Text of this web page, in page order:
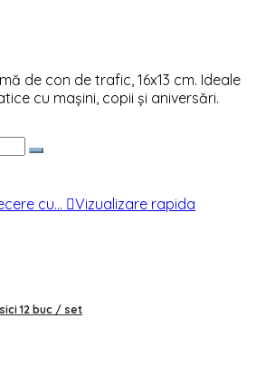
de con de trafic, 16x13 cm. Ideale
cu mașini, copii și aniversări.
Vizualizare rapida
12 buc / set